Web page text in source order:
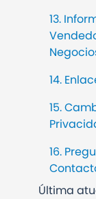
13.
14.
15.
16.
Última